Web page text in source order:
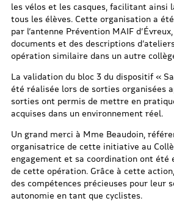
les vélos et les casques, facilitant ainsi
tous les élèves. Cette organisation a
par l’antenne Prévention MAIF
documents et des descriptions
opération similaire dans un autre
La validation du bloc 3 du dispositif «
été réalisée lors de sorties organisées
sorties ont permis de mettre en
acquises dans un environnement réel.
Un grand merci à Mme Beaudoin,
organisatrice de cette initiative au
engagement et sa coordination ont été
de cette opération. Grâce à cette
des compétences précieuses pour leur
autonomie en tant que cyclistes.